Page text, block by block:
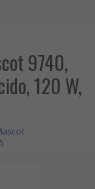
9740,
120 W,